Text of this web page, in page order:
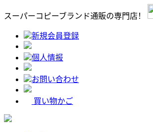
スーパーコピーブランド通販の専門店！
新規会員登録
個人情报
お問い合わせ
買い物かご